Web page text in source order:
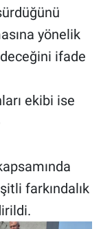
yönelik
ifade
ekibi ise
farkındalık